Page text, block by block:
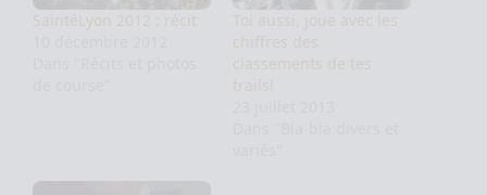
SaintéLyon 2012 : récit
Toi aussi, joue avec les
chiffres des
classements de tes
trails!